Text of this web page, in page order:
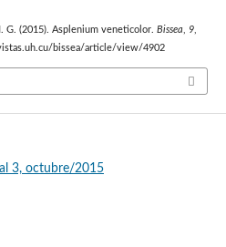
G. (2015). Asplenium veneticolor. Bissea, 9,
bissea/article/view/4902
3, octubre/2015